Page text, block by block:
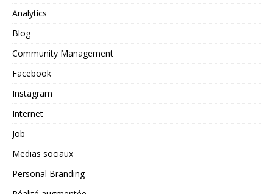
Analytics
Blog
Community Management
Facebook
Instagram
Internet
Job
Medias sociaux
Personal Branding